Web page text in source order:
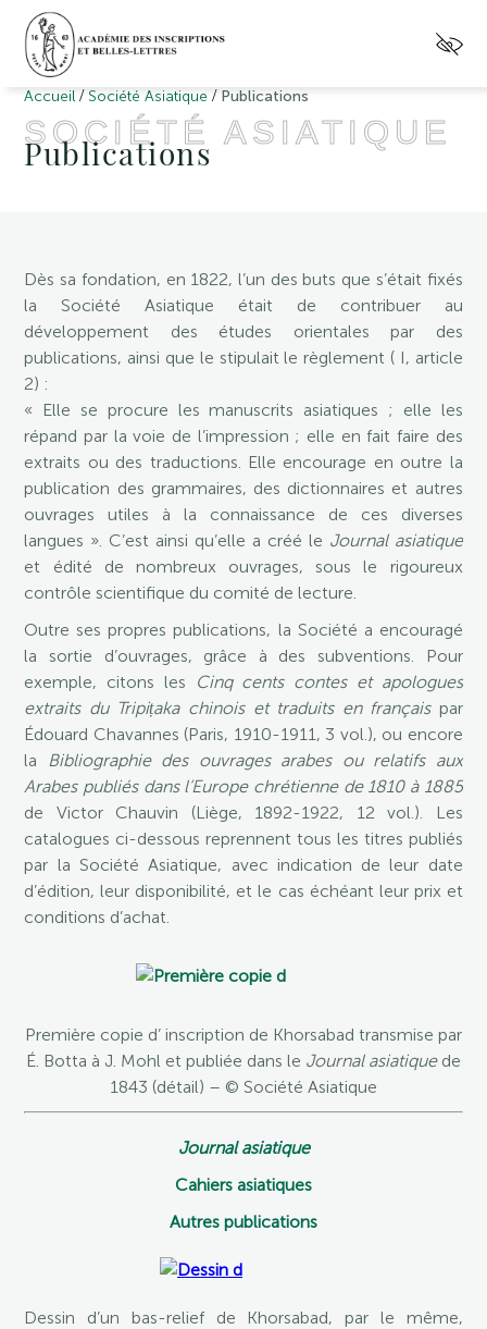
Accueil / Société Asiatique / Publications
SOCIÉTÉ ASIATIQUE
Publications
Dès sa fondation, en 1822, l’un des buts que s’était fixés
la Société Asiatique était de contribuer au
développement des études orientales par des
publications, ainsi que le stipulait le règlement ( I, article
2) :
« Elle se procure les manuscrits asiatiques ; elle les
répand par la voie de l’impression ; elle en fait faire des
extraits ou des traductions. Elle encourage en outre la
publication des grammaires, des dictionnaires et autres
ouvrages utiles à la connaissance de ces diverses
langues ». C’est ainsi qu’elle a créé le Journal asiatique
et édité de nombreux ouvrages, sous le rigoureux
contrôle scientifique du comité de lecture.
Outre ses propres publications, la Société a encouragé
la sortie d’ouvrages, grâce à des subventions. Pour
exemple, citons les
Cinq cents contes et apologues
extraits du Tripiṭaka chinois et traduits en françaispar
Édouard Chavannes (Paris, 1910-1911, 3 vol.), ou encore
la Bibliographie des ouvrages arabes ou relatifs aux
Arabes publiés dans l’Europe chrétienne de 1810 à 1885
de Victor Chauvin (Liège, 1892-1922, 12 vol.). Les
catalogues ci-dessous reprennent tous les titres publiés
par la Société Asiatique, avec indication de leur date
d’édition, leur disponibilité, et le cas échéant leur prix et
conditions d’achat.
Première copie d’ inscription de Khorsabad transmise par
É. Botta à J. Mohl et publiée dans le Journal asiatiquede
1843 (détail) – © Société Asiatique
Journal asiatique
Cahiers asiatiques
Autres publications
Dessin d’un bas-relief de Khorsabad, par le même,